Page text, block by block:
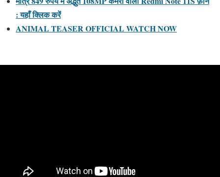
: यहाँ क्लिक करें
ANIMAL TEASER OFFICIAL WATCH NOW